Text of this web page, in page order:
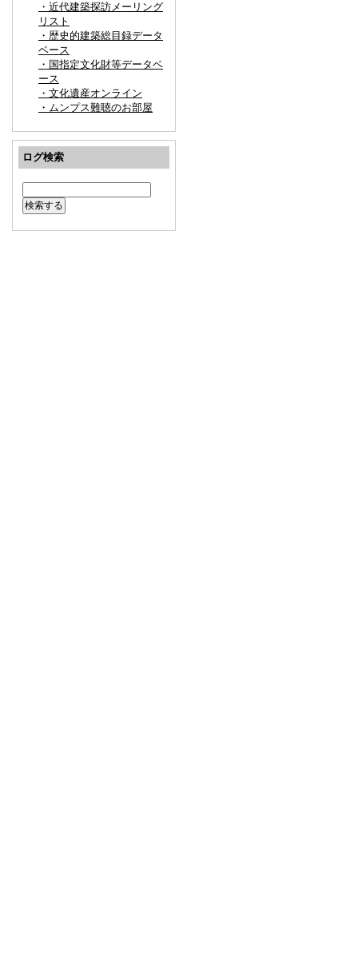
・近代建築探訪メーリング
リスト
・歴史的建築総目録データ
ベース
・国指定文化財等データベ
ース
・文化遺産オンライン
・ムンプス難聴のお部屋
ログ検索